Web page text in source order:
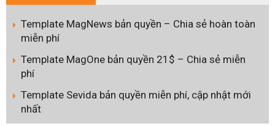
Template MagNews bản quyền – Chia sẻ hoàn toàn
miễn phí
Template MagOne bản quyền 21$ – Chia sẻ miễn
phí
Template Sevida bản quyền miễn phí, cập nhật mới
nhất